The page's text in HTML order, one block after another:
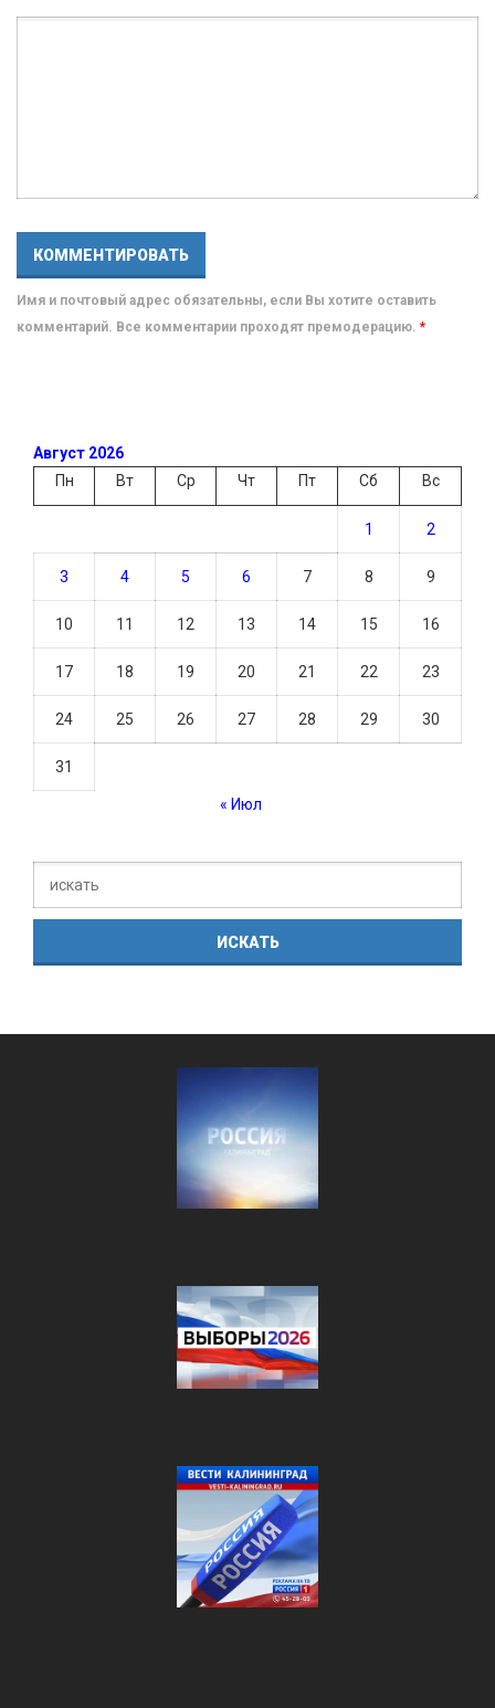
Имя и почтовый адрес обязательны, если Вы хотите оставить
комментарий. Все комментарии проходят премодерацию. *
Август 2026
Пн
Вт Ср Чт Пт Сб Вс
1 2
3 4 5 6 7 8 9
10 11 12 13 14 15 16
17 18 19 20 21 22 23
24 25 26 27 28 29 30
31
« Июл